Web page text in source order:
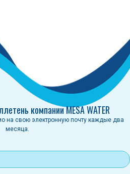
компании MESA WATER
на свою электронную почту каждые два
месяца.